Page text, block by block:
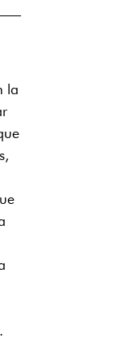
la